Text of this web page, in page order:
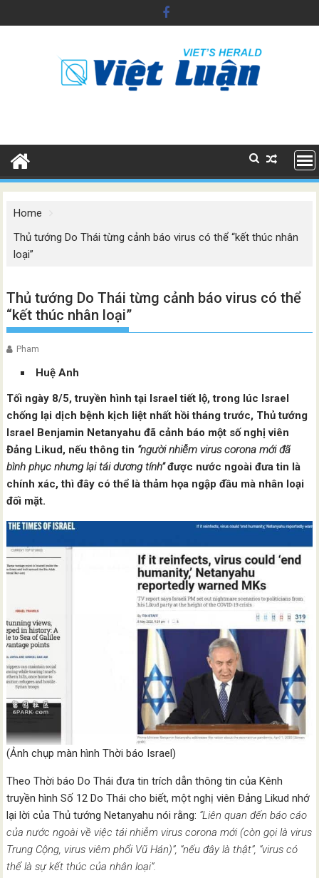
to
Home
Thủ tướng Do Thái từng cảnh báo virus có thể “kết thúc nhân
loại”
Thủ tướng Do Thái từng cảnh báo virus có thể
“kết thúc nhân loại”
Pham
Huệ Anh
Tối ngày 8/5, truyền hình tại Israel tiết lộ, trong lúc Israel
chống lại dịch bệnh kịch liệt nhất hồi tháng trước, Thủ tướng
Israel Benjamin Netanyahu đã cảnh báo một số nghị viên
Đảng Likud, nếu thông tin “người nhiễm virus corona mới đã
bình phục nhưng lại tái dương tính”được nước ngoài đưa tin là
chính xác, thì đây có thể là thảm họa ngập đầu mà nhân loại
đối mặt.
(Ảnh chụp màn hình Thời báo Israel)
Theo Thời báo Do Thái đưa tin trích dẫn thông tin của Kênh
truyền hình Số 12 Do Thái cho biết, một nghị viên Đảng Likud nhớ
lại lời của Thủ tướng Netanyahu nói rằng: “Liên quan đến báo cáo
của nước ngoài về việc tái nhiễm virus corona mới (còn gọi là virus
Trung Cộng, virus viêm phổi Vũ Hán)”, “nếu đây là thật”, “virus có
thể là sự kết thúc của nhân loại”.